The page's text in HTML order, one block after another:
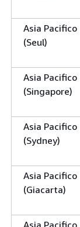
Asia Pacifico
(Seul)
Asia Pacifico
(Singapore)
Asia Pacifico
(Sydney)
Asia Pacifico
(Giacarta)
Asia Pacifico